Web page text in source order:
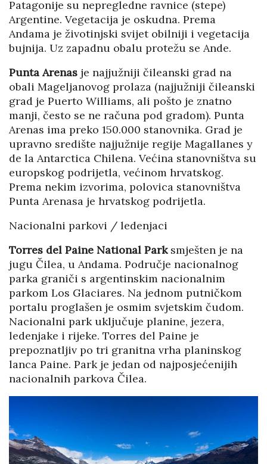
Patagonije su nepregledne ravnice (stepe)
Argentine. Vegetacija je oskudna. Prema
Andama je životinjski svijet obilniji i vegetacija
bujnija. Uz zapadnu obalu protežu se Ande.
Punta Arenas je najjužniji čileanski grad na
obali Mageljanovog prolaza (najjužniji čileanski
grad je Puerto Williams, ali pošto je znatno
manji, često se ne računa pod gradom). Punta
Arenas ima preko 150.000 stanovnika. Grad je
upravno središte najjužnije regije Magallanes y
de la Antarctica Chilena. Većina stanovništva su
europskog podrijetla, većinom hrvatskog.
Prema nekim izvorima, polovica stanovništva
Punta Arenasa je hrvatskog podrijetla.
Nacionalni parkovi / ledenjaci
Torres del Paine National Park smješten je na
jugu Čilea, u Andama. Područje nacionalnog
parka graniči s argentinskim nacionalnim
parkom Los Glaciares. Na jednom putničkom
portalu proglašen je osmim svjetskim čudom.
Nacionalni park uključuje planine, jezera,
ledenjake i rijeke. Torres del Paine je
prepoznatljiv po tri granitna vrha planinskog
lanca Paine. Park je jedan od najposjećenijih
nacionalnih parkova Čilea.